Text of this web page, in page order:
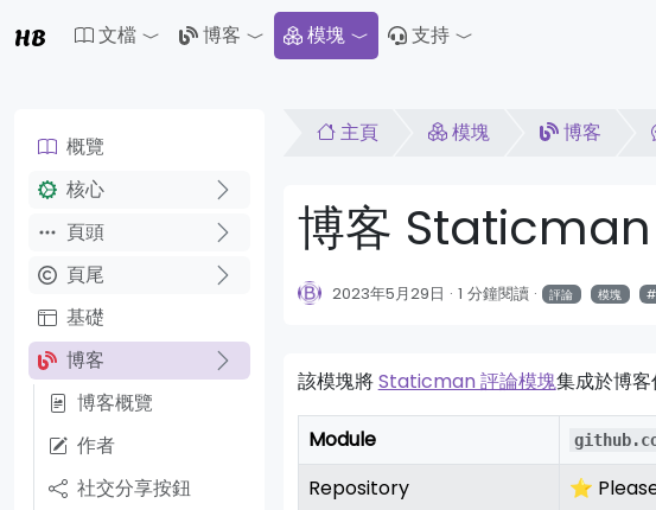
HB 文檔 博客 Toggle Dropdown
模塊 Toggle Dropdown
支持 Toggle Dropdown
概覽
核心
頁頭
頁尾
基礎
博客
博客概覽
作者
社交分享按鈕
主頁 模塊 博客
博客 Staticman
2023年5月29日 1 分鐘閱讀 評論 模塊
該模塊將Staticman 評論模塊集成於博客
Module
Repository ⭐